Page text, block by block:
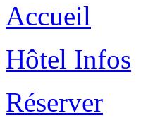
Accueil
Hôtel Infos
Réserver